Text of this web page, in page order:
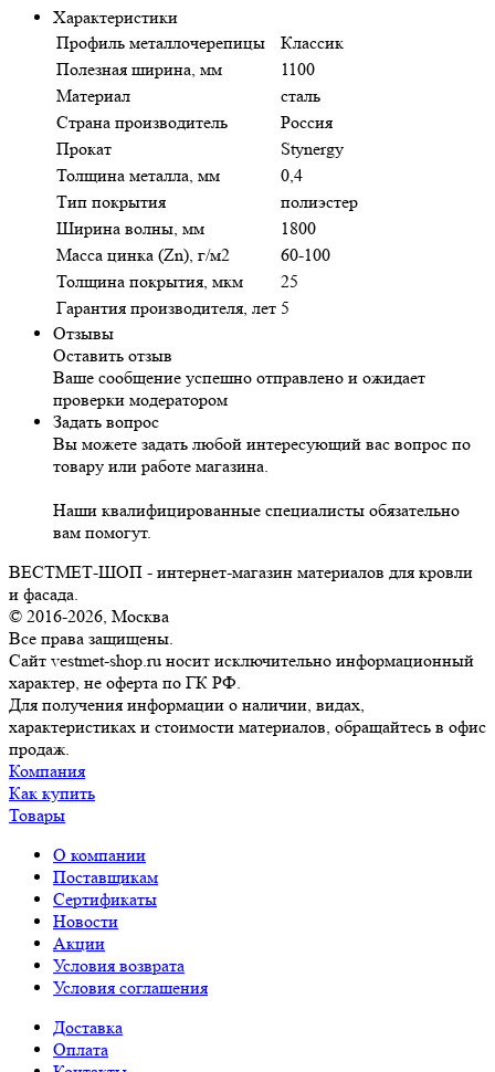
Характеристики
Профиль металлочерепицы
Классик
Полезная ширина, мм
1100
Материал
сталь
Страна производитель
Россия
Прокат
Stynergy
Толщина металла, мм
0,4
Тип покрытия
полиэстер
Ширина волны, мм
1800
Масса цинка (Zn), г/м2
60-100
Толщина покрытия, мкм
25
Гарантия производителя, лет 5
Отзывы
Оставить отзыв
Ваше сообщение успешно отправлено и ожидает
проверки модератором
Задать вопрос
Вы можете задать любой интересующий вас вопрос по
товару или работе магазина.
Наши квалифицированные специалисты обязательно
вам помогут.
ВЕСТМЕТ-ШОП - интернет-магазин материалов для кровли
и фасада.
© 2016-2026, Москва
Все права защищены.
Сайт vestmet-shop.ru носит исключительно информационный
характер, не оферта по ГК РФ.
Для получения информации о наличии, видах,
характеристиках и стоимости материалов, обращайтесь в офис
продаж.
Компания
Как купить
Товары
О компании
Поставщикам
Сертификаты
Новости
Акции
Условия возврата
Условия соглашения
Доставка
Оплата